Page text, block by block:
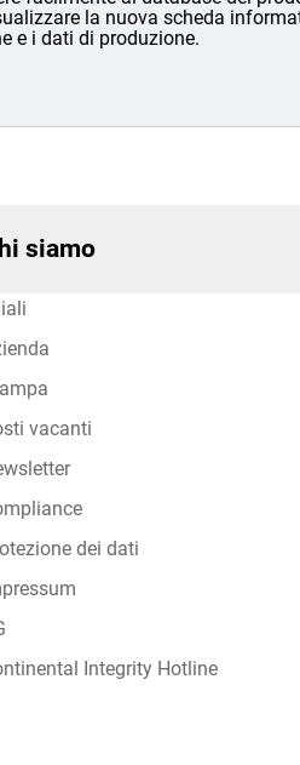
la nuova scheda
e i dati di produzione.
siamo
vacanti
dei dati
Integrity Hotline